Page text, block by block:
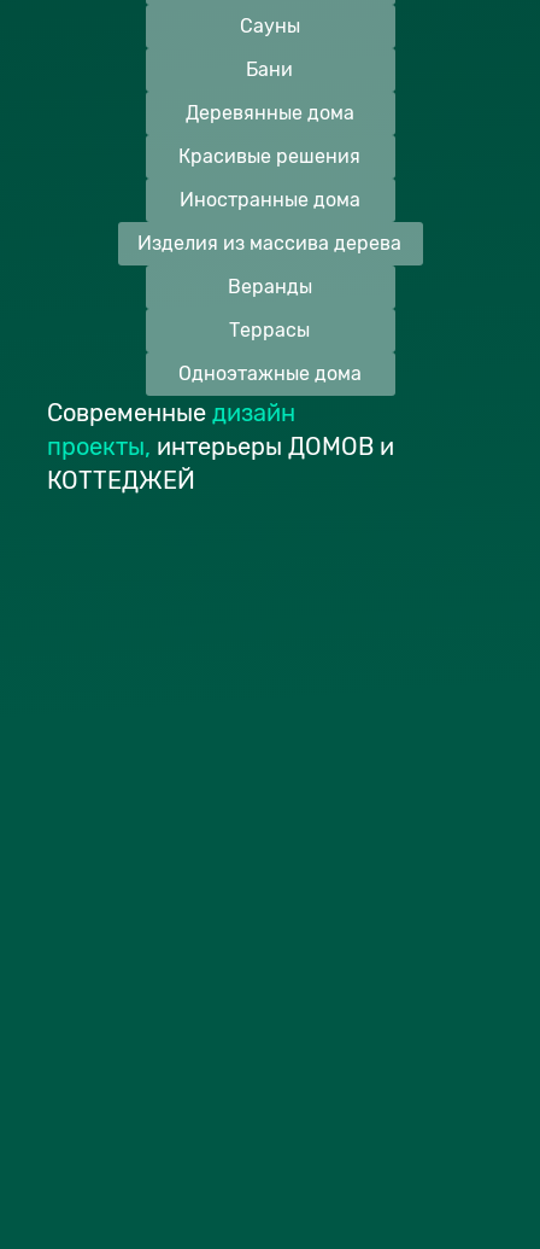
Сауны
Бани
Деревянные дома
Красивые решения
Иностранные дома
Изделия из массива дерева
Веранды
Террасы
Одноэтажные дома
Современные дизайн
проекты, интерьеры ДОМОВ и
КОТТЕДЖЕЙ